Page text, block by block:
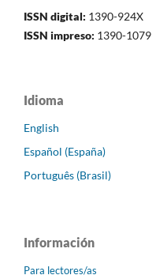
ISSN digital: 1390-924X
ISSN impreso: 1390-1079
Idioma
English
Español (España)
Português (Brasil)
Información
Para lectores/as